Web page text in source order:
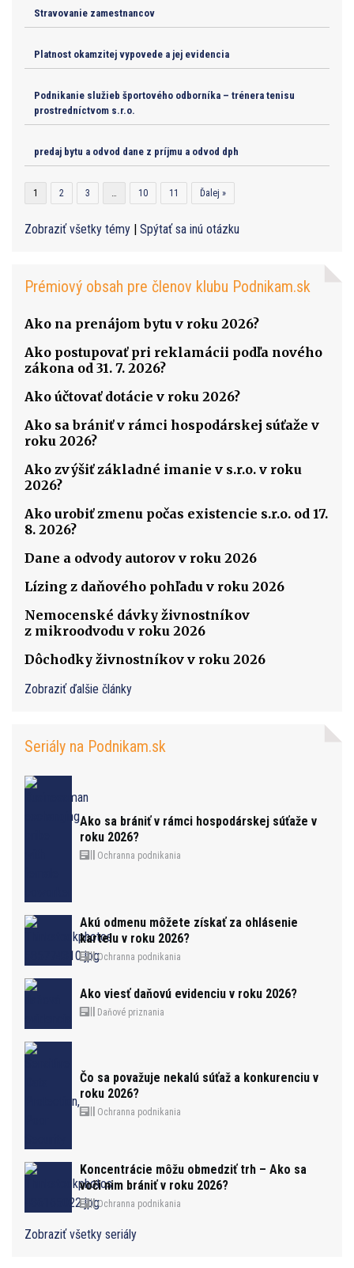
Stravovanie zamestnancov
Platnost okamzitej vypovede a jej evidencia
Podnikanie služieb športového odborníka – trénera tenisu
prostredníctvom s.r.o.
predaj bytu a odvod dane z príjmu a odvod dph
1 2 3 10 11 Ďalej »
Zobraziť všetky témy | Spýtať sa inú otázku
Prémiový obsah pre členov klubu Podnikam.sk
Ako na prenájom bytu v roku 2026?
Ako postupovať pri reklamácii podľa nového
zákona od 31. 7. 2026?
Ako účtovať dotácie v roku 2026?
Ako sa brániť v rámci hospodárskej súťaže v
roku 2026?
Ako zvýšiť základné imanie v s.r.o. v roku
2026?
Ako urobiť zmenu počas existencie s.r.o. od 17.
8. 2026?
Dane a odvody autorov v roku 2026
Lízing z daňového pohľadu v roku 2026
Nemocenské dávky živnostníkov
z mikroodvodu v roku 2026
Dôchodky živnostníkov v roku 2026
Zobraziť ďalšie články
Seriály na Podnikam.sk
Ako sa brániť v rámci hospodárskej súťaže v
roku 2026?
Ochranna podnikania
Akú odmenu môžete získať za ohlásenie
kartelu v roku 2026?
Ochranna podnikania
Ako viesť daňovú evidenciu v roku 2026?
Daňové priznania
Čo sa považuje nekalú súťaž a konkurenciu v
roku 2026?
Ochranna podnikania
Koncentrácie môžu obmedziť trh – Ako sa
voči nim brániť v roku 2026?
Ochranna podnikania
Zobraziť všetky seriály